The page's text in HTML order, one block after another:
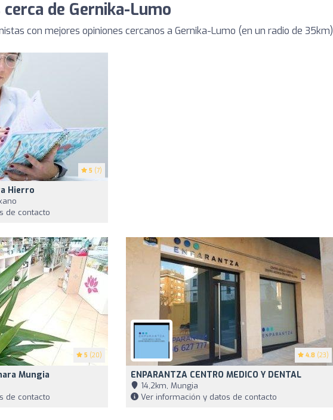
de Gernika-Lumo
con mejores opiniones cercanos a Gernika-Lumo (en un radio de 35km)
5 (7)
Hierro
de contacto
5 (20)
Mungia
de contacto
4.8 (23)
ENPARANTZA CENTRO MEDICO Y DENTAL
14,2km, Mungia
Ver información y datos de contacto